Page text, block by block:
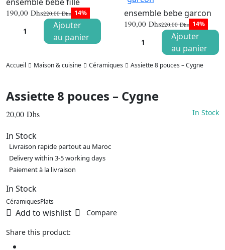
220,00Dhs
Le
prix
initial
était :
190,00 Dhs
Le
prix
actuel
est :
14%
Ajouter
au panier
ensemble bebe garcon
220,00Dhs
Le
prix
initial
était :
220,00
190,00 Dhs
Le
prix
actuel
est :
190,00
14%
Ajouter
au panier
Accueil Maison & cuisine Céramiques Assiette 8 pouces – Cygne
Assiette 8 pouces – Cygne
20,00 Dhs In Stock
In Stock
Livraison rapide partout au Maroc
Delivery within 3-5 working days
Paiement à la livraison
In Stock
CéramiquesPlats
Add to wishlist Compare
Share this product: